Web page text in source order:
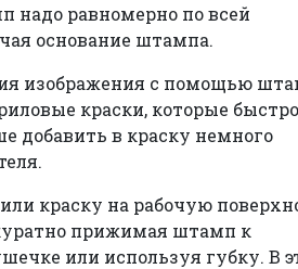
равномерно по всей
основание штампа.
изображения с помощью
краски, которые быстро
добавить в краску немного
краску на рабочую
прижимая штамп к
или используя губку. В